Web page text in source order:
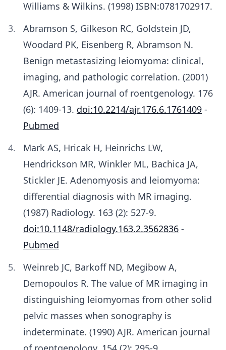
Williams & Wilkins. (1998) ISBN:0781702917.
Abramson S, Gilkeson RC, Goldstein JD,
Woodard PK, Eisenberg R, Abramson N.
Benign metastasizing leiomyoma: clinical,
imaging, and pathologic correlation. (2001)
AJR. American journal of roentgenology. 176
(6): 1409-13. doi:10.2214/ajr.176.6.1761409 -
Pubmed
Mark AS, Hricak H, Heinrichs LW,
Hendrickson MR, Winkler ML, Bachica JA,
Stickler JE. Adenomyosis and leiomyoma:
differential diagnosis with MR imaging.
(1987) Radiology. 163 (2): 527-9.
doi:10.1148/radiology.163.2.3562836 -
Pubmed
Weinreb JC, Barkoff ND, Megibow A,
Demopoulos R. The value of MR imaging in
distinguishing leiomyomas from other solid
pelvic masses when sonography is
indeterminate. (1990) AJR. American journal